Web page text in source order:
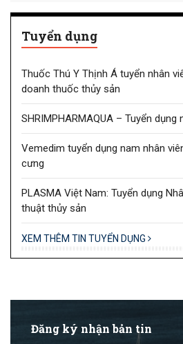
Tuyển dụng
Thuốc Thú Y Thịnh Á tuyển nhân
doanh thuốc thủy sản
SHRIMPHARMAQUA – Tuyển dụng
Vemedim tuyển dụng nam nhân
cưng
PLASMA Việt Nam: Tuyển dụng
thuật thủy sản
XEM THÊM TIN TUYỂN DỤNG
Đăng ký nhận bản tin